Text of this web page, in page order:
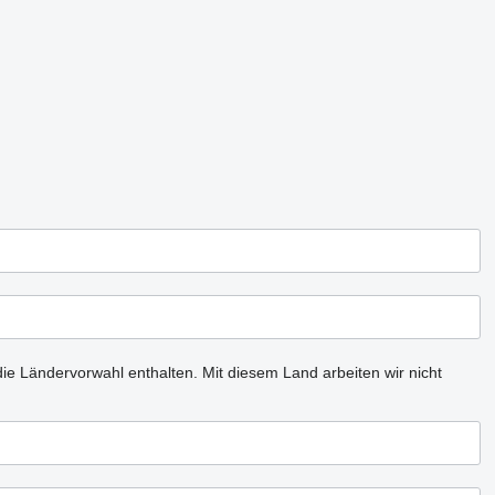
Ländervorwahl enthalten.
Mit diesem Land arbeiten wir nicht